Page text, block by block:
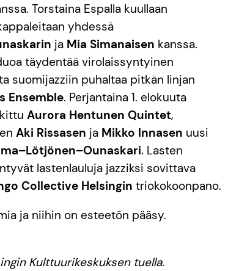
Torstaina Espalla kuullaan
yhdessä
ja Mia Simanaisen kanssa.
täydentää virolaissyntyinen
suomijazziin puhaltaa pitkän linjan
Ensemble. Perjantaina 1. elokuuta
Aurora Hentunen Quintet,
Aki Rissasen ja Mikko Innasen uusi
. Lasten
lastenlauluja jazziksi sovittava
Collective Helsingin triokokoonpano.
ja niihin on esteetön pääsy.
Kulttuurikeskuksen tuella.